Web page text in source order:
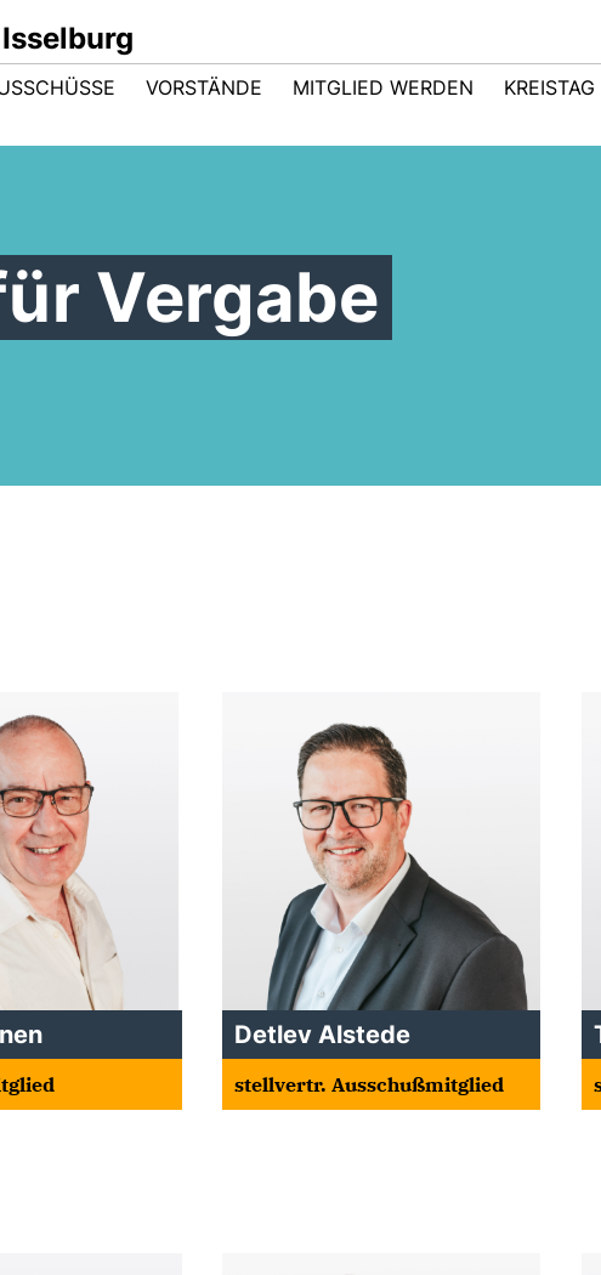
VORSTÄNDE MITGLIED WERDEN
KREISTAG
Vergabe
Detlev Alstede
stellvertr. Ausschußmitglied